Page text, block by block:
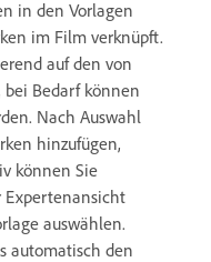
in den Vorlagen
im Film verknüpft.
auf den von
Bedarf können
Nach Auswahl
hinzufügen,
können Sie
Expertenansicht
auswählen.
automatisch den